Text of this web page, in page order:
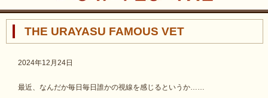
THE URAYASU FAMOUS VET
2024年12月24日
最近、なんだか毎日毎日誰かの視線を感じるというか……